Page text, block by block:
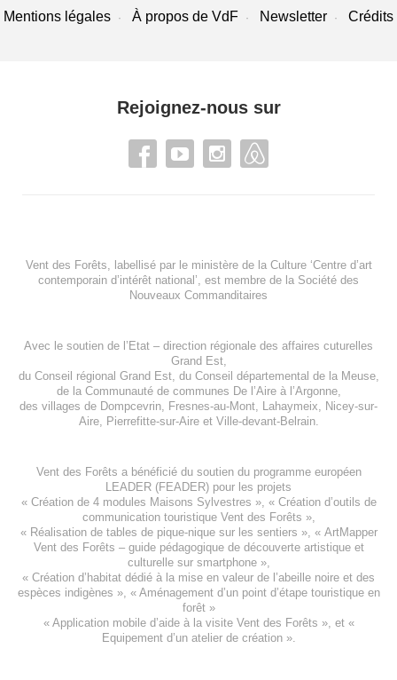
Mentions légales À propos de VdF Newsletter Crédits
Rejoignez-nous sur
Vent des Forêts, labellisé par le ministère de la Culture ‘Centre d’art
contemporain d’intérêt national’, est membre de la Société des
Nouveaux Commanditaires
Avec le soutien de l’Etat – direction régionale des affaires cuturelles
Grand Est,
du Conseil régional Grand Est, du Conseil départemental de la Meuse,
de la Communauté de communes De l’Aire à l’Argonne,
des villages de Dompcevrin Fresnes-au-Mont Lahaymeix
Nicey-sur-
Aire, Pierrefitte-sur-Aireet Ville-devant-Belrain.
Vent des Forêts a bénéficié du soutien du programme européen
LEADER (FEADER) pour les projets
« Création de 4 modules Maisons Sylvestres », « Création d’outils de
communication touristique Vent des Forêts »,
« Réalisation de tables de pique-nique sur les sentiers », « ArtMapper
Vent des Forêts – guide pédagogique de découverte artistique et
culturelle sur smartphone »,
« Création d’habitat dédié à la mise en valeur de l’abeille noire et des
espèces indigènes », « Aménagement d’un point d’étape touristique en
forêt»
« Application mobile d’aide à la visite Vent des Forêts », et «
Equipement d’un atelier de création».